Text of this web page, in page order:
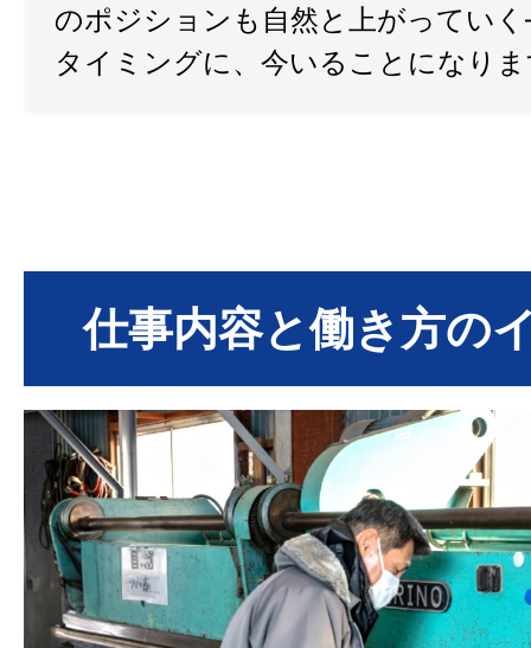
のポジションも自然と上がってい
タイミングに、今いることになり
仕事内容と働き方の